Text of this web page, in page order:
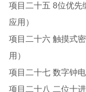
项目二十五 8位优先
应用）
项目二十六 触摸式
用）
项目二十七 数字钟
项目二十八 二位十